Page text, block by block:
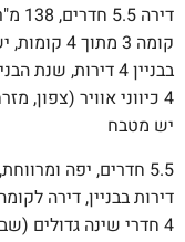
דירה 5.5 חדרים, 138 מ"ר
קומה 3 מתוך 4 קומות, יש מעלית
בבניין 4 דירות, שנת הבנייה 2010
4 כיווני אוויר (צפון, מזרח, מערב, דרום)
יש מטבח
דירות בבניין, דירה